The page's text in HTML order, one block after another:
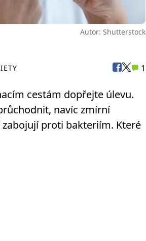
Autor: Shutterstock
1
cestám dopřejte úlevu.
navíc zmírní
zabojují proti bakteriím. Které